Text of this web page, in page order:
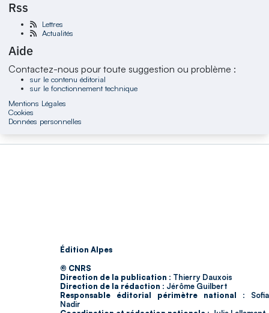
Rss
Lettres
Actualités
Aide
Contactez-nous pour toute suggestion ou problème :
sur le contenu éditorial
sur le fonctionnement technique
Mentions Légales
Cookies
Données personnelles
Édition Alpes
© CNRS
Direction de la publication : Thierry Dauxois
Direction de la rédaction : Jérôme Guilbert
Responsable éditorial périmètre national : Sofia
Nadir